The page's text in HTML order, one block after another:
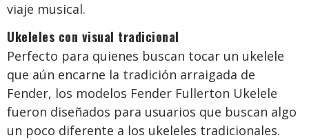
viaje musical.
Ukeleles con visual tradicional
Perfecto para quienes buscan tocar un ukelele
que aún encarne la tradición arraigada de
Fender, los modelos Fender Fullerton Ukelele
fueron diseñados para usuarios que buscan algo
un poco diferente a los ukeleles tradicionales.